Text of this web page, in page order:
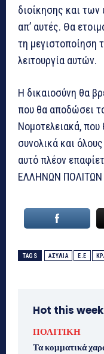
διοίκησης και
απ’ αυτές. Θα
τη μεγιστοποίηση
λειτουργία αυτών.
Η δικαιοσύνη θα
που θα αποδώσει
Νομοτελειακά,
συνολικά και
αυτό πλέον
ΕΛΛΗΝΩΝ ΠΟΛΙΤΩΝ
TAGS ΑΣΥΛΙΑ Ε.Ε
Hot this week
ΠΟΛΙΤΙΚΗ
Τα κομματικά